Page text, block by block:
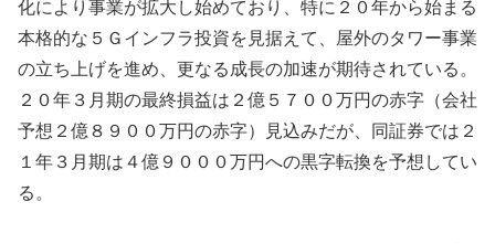
化により事業が拡大し始めており、特に２０年から始まる
本格的な５Ｇインフラ投資を見据えて、屋外のタワー事業
の立ち上げを進め、更なる成長の加速が期待されている。
２０年３月期の最終損益は２億５７００万円の赤字（会社
予想２億８９００万円の赤字）見込みだが、同証券では２
１年３月期は４億９０００万円への黒字転換を予想してい
る。